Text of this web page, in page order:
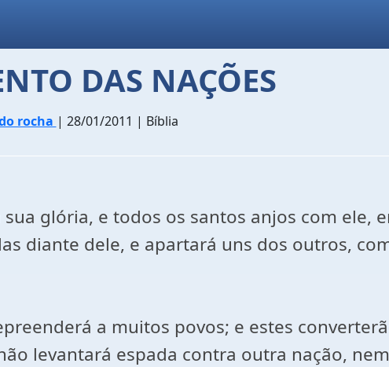
DAS NAÇÕES
rocha | 28/01/2011 | Bíblia
glória, e todos os santos anjos com ele,
diante dele, e apartará uns dos outros,
a muitos povos; e estes
levantará espada contra outra nação,